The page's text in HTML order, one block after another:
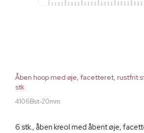
Åben hoop med øje, facetteret, rustfrit
stk
4106Bst-20mm
6 stk., åben kreol med åbent øje,